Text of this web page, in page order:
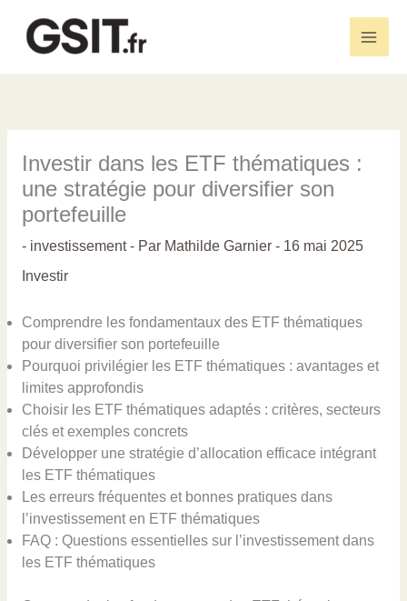
contenu
Main
Investir dans les ETF thématiques :
une stratégie pour diversifier son
portefeuille
- investissement- Par Mathilde Garnier - 16 mai 2025
Investir
Comprendre les fondamentaux des ETF thématiques
pour diversifier son portefeuille
Pourquoi privilégier les ETF thématiques : avantages et
limites approfondis
Choisir les ETF thématiques adaptés : critères, secteurs
clés et exemples concrets
Développer une stratégie d’allocation efficace intégrant
les ETF thématiques
Les erreurs fréquentes et bonnes pratiques dans
l’investissement en ETF thématiques
FAQ : Questions essentielles sur l’investissement dans
les ETF thématiques